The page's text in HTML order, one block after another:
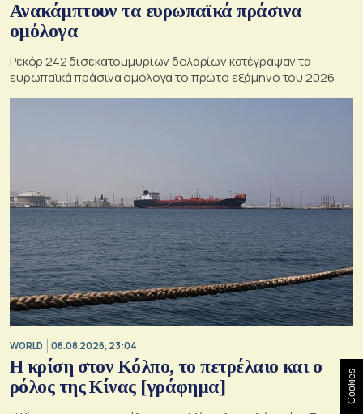
Ανακάμπτουν τα ευρωπαϊκά πράσινα
ομόλογα
Ρεκόρ 242 δισεκατομμυρίων δολαρίων κατέγραψαν τα
ευρωπαϊκά πράσινα ομόλογα το πρώτο εξάμηνο του 2026
WORLD 06.08.2026, 23:04
Η κρίση στoν Κόλπο, το πετρέλαιο και ο
ρόλος της Κίνας [γράφημα]
Cookies